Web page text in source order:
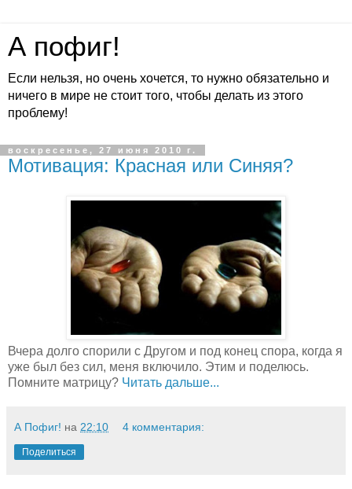
А пофиг!
Если нельзя, но очень хочется, то нужно обязательно и
ничего в мире не стоит того, чтобы делать из этого
проблему!
воскресенье, 27 июня 2010 г.
Мотивация: Красная или Синяя?
Вчера долго спорили с Другом и под конец спора, когда я
уже был без сил, меня включило. Этим и поделюсь.
Помните матрицу? Читать дальше...
А Пофиг! на 22:10 4 комментария:
Поделиться